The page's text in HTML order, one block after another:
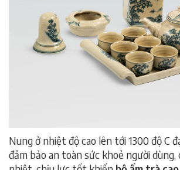
Nung ở nhiệt độ cao lên tới 1300 độ C
đảm bảo an toàn sức khoẻ người